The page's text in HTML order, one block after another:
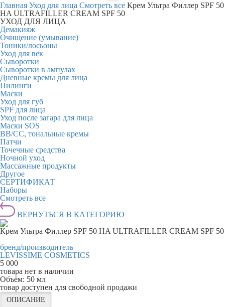
Главная Уход для лица Смотреть все Крем Ультра Филлер SPF 50
HA ULTRAFILLER CREAM SPF 50
УХОД ДЛЯ ЛИЦА
Демакияж
Очищение (умывание)
Тоники/лосьоны
Уход для век
Сыворотки
Сыворотки в ампулах
Дневные кремы для лица
Пилинги
Маски
Уход для губ
SPF для лица
Уход после загара для лица
Маски SOS
BB/CC, тональные кремы
Патчи
Точечные средства
Ночной уход
Массажные продукты
Другое
СЕРТИФИКАТ
Наборы
Смотреть все
ВЕРНУТЬСЯ В КАТЕГОРИЮ
Крем Ультра Филлер SPF 50 HA ULTRAFILLER CREAM SPF 50
бренд/производитель
LEVISSIME COSMETICS
5 000
товара нет в наличии
Объём: 50 мл
товар доступен для свободной продажи
ОПИСАНИЕ